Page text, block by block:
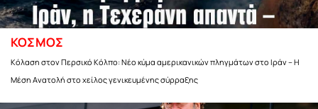
ΚΟΣΜΟΣ
Κόλαση στον Περσικό Κόλπο: Νέο κύμα αμερικανικών πληγμάτων στο Ιράν – Η
Μέση Ανατολή στο χείλος γενικευμένης σύρραξης